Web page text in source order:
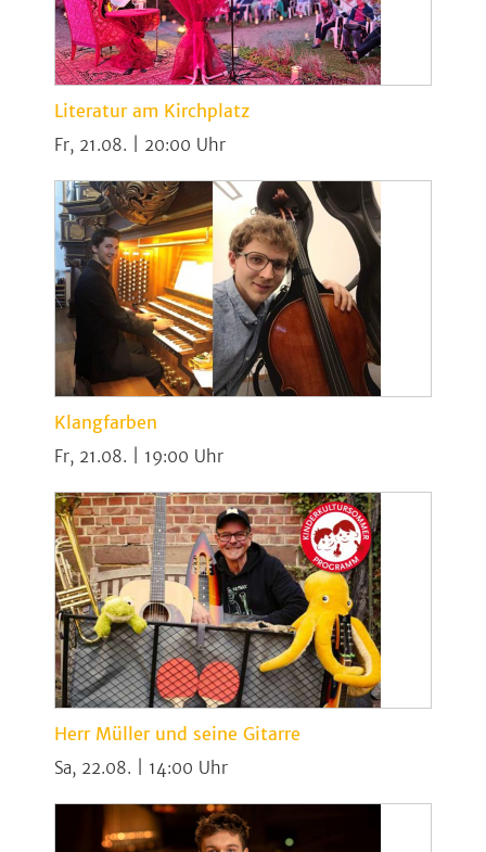
Literatur am Kirchplatz
Fr, 21.08. | 20:00
Klangfarben
Fr, 21.08. | 19:00
Herr Müller und seine Gitarre
Sa, 22.08. | 14:00